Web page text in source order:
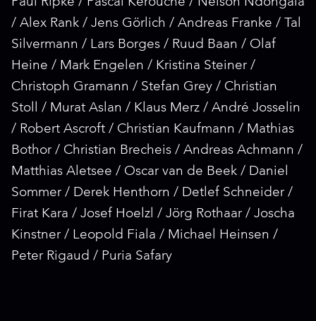
/ Alex Rank / Jens Görlich / Andreas Franke / Tal
Silvermann / Lars Borges / Ruud Baan / Olaf
Heine / Mark Engelen / Kristina Steiner /
Christoph Gramann / Stefan Grey / Christian
Stoll / Murat Aslan / Klaus Merz / André Josselin
/ Robert Ascroft / Christian Kaufmann / Mathias
Bothor / Christian Brecheis / Andreas Achmann /
Matthias Aletsee / Oscar van de Beek / Daniel
Sommer / Derek Henthorn / Detlef Schneider /
Firat Kara / Josef Hoelzl / Jörg Rothaar / Joscha
Kinstner / Leopold Fiala / Michael Heinsen /
Peter Rigaud / Puria Safary